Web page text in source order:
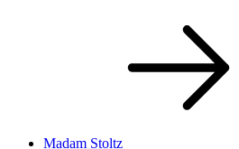
Madam Stoltz